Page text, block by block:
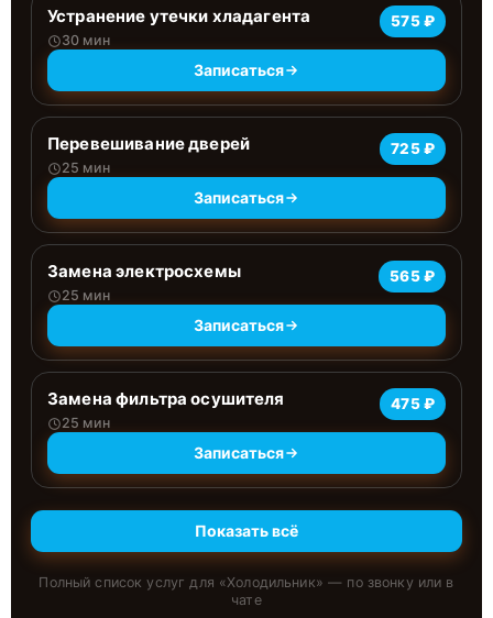
Устранение утечки хладагента
30 мин
575 ₽
Записаться
Перевешивание дверей
25 мин
725 ₽
Записаться
Замена электросхемы
25 мин
565 ₽
Записаться
Замена фильтра осушителя
25 мин
475 ₽
Записаться
Показать всё
Полный список услуг для «Холодильник» — по звонку или в
чате